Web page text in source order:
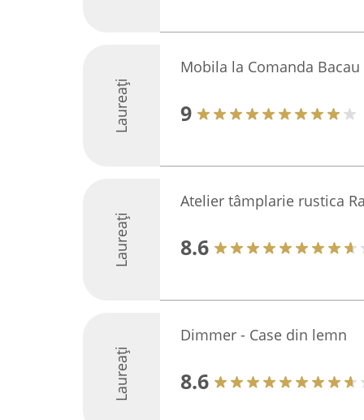
Laureați
Mobila la Comanda Bacau
9
Laureați
Atelier tâmplarie rustica
8.6
Laureați
Dimmer - Case din lemn
8.6